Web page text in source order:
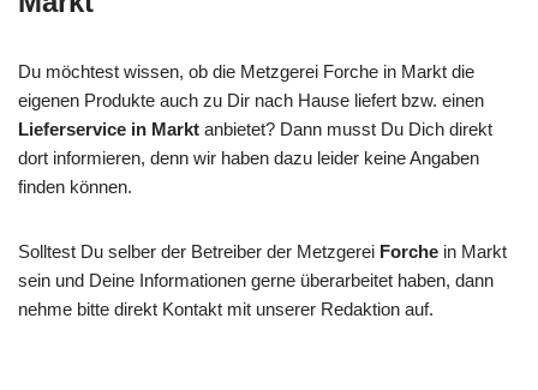
Du möchtest wissen, ob die Metzgerei Forche in Markt die
eigenen Produkte auch zu Dir nach Hause liefert bzw. einen
Lieferservice in Markt anbietet? Dann musst Du Dich direkt
dort informieren, denn wir haben dazu leider keine Angaben
finden können.
Solltest Du selber der Betreiber der Metzgerei Forche in Markt
sein und Deine Informationen gerne überarbeitet haben, dann
nehme bitte direkt Kontakt mit unserer Redaktion auf.